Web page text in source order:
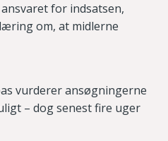
for indsatsen,
om, at midlerne
vurderer ansøgningerne
– dog senest fire uger